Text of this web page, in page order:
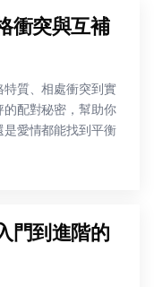
衝突與互補
質、相處衝突到實
的配對秘密，幫助你
愛情都能找到平衡
門到進階的